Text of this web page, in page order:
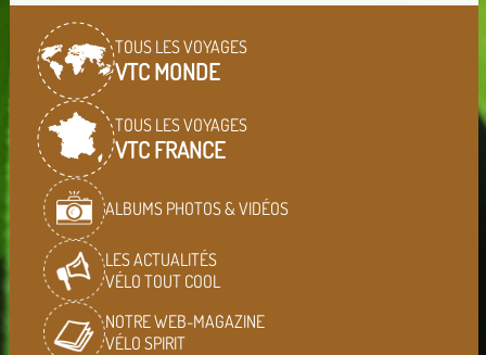
TOUS LES VOYAGES
VTC MONDE
TOUS LES VOYAGES
VTC FRANCE
ALBUMS PHOTOS & VIDÉOS
LES ACTUALITÉS
VÉLO TOUT COOL
NOTRE WEB-MAGAZINE
VÉLO SPIRIT